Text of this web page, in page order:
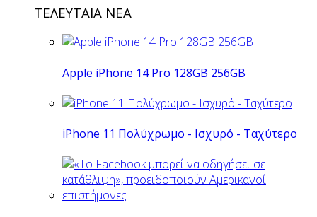
ΤΕΛΕΥΤΑΙΑ ΝΕΑ
Apple iPhone 14 Pro 128GB 256GB
iPhone 11 Πολύχρωμο - Ισχυρό - Ταχύτερο